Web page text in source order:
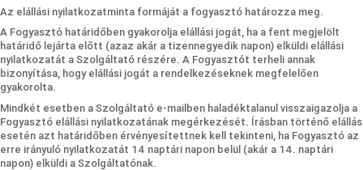
Az elállási nyilatkozatminta formáját a fogyasztó határozza meg.
A Fogyasztó határidőben gyakorolja elállási jogát, ha a fent megjelölt
határidő lejárta előtt (azaz akár a tizennegyedik napon) elküldi elállási
nyilatkozatát a Szolgáltató részére. A Fogyasztót terheli annak
bizonyítása, hogy elállási jogát a rendelkezéseknek megfelelően
gyakorolta.
Mindkét esetben a Szolgáltató e-mailben haladéktalanul visszaigazolja a
Fogyasztó elállási nyilatkozatának megérkezését. Írásban történő elállás
esetén azt határidőben érvényesítettnek kell tekinteni, ha Fogyasztó az
erre irányuló nyilatkozatát 14 naptári napon belül (akár a 14. naptári
napon) elküldi a Szolgáltatónak.